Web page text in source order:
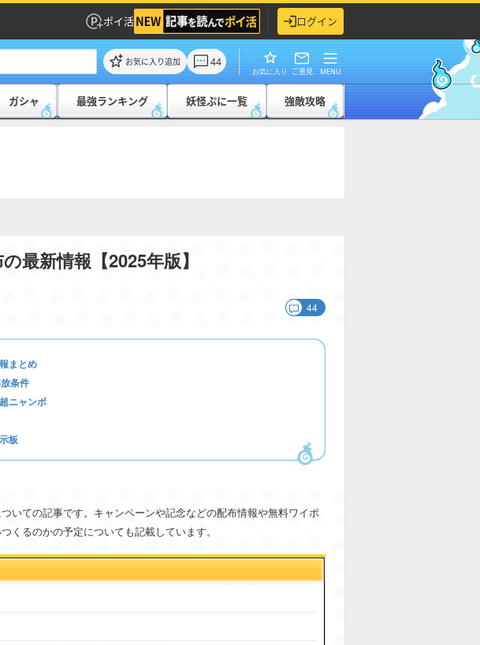
ポイ活 ログイン
お気に入り追加 44
お気に入り ご意見 MENU
ガシャ 最強ランキング 妖怪ぷに一覧 強敵攻略
最新情報【2025年版】
44
まとめ
条件
ニャンボ
板
いての記事です。キャンペーンや記念などの配布情報や無料ワイポ
くるのかの予定についても記載しています。